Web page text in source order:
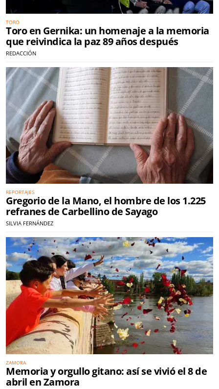
TORO
Toro en Gernika: un homenaje a la memoria
que reivindica la paz 89 años después
REDACCIÓN
REPORTAJES
Gregorio de la Mano, el hombre de los 1.225
refranes de Carbellino de Sayago
SILVIA FERNÁNDEZ
ZAMORA
Memoria y orgullo gitano: así se vivió el 8 de
abril en Zamora